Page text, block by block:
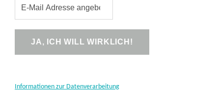
Informationen zur Datenverarbeitung